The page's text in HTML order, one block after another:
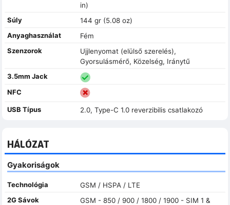
in)
Súly
144 gr (5.08 oz)
Anyaghasználat
Fém
Szenzorok
Ujjlenyomat (elülső szerelés),
Gyorsulásmérő, Közelség, Iránytű
3.5mm Jack
NFC
USB Típus 2.0, Type-C 1.0 reverzibilis csatlakozó
HÁLÓZAT
Gyakoriságok
Technológia
GSM / HSPA / LTE
2G Sávok
GSM - 850 / 900 / 1800 / 1900 - SIM 1 &